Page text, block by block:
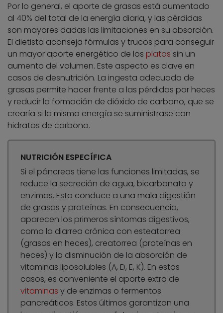
Por lo general, el aporte de grasas está aumentado
al 40% del total de la energía diaria, y las pérdidas
son mayores dadas las limitaciones en su absorción.
El dietista aconseja fórmulas y trucos para conseguir
un mayor aporte energético de los platos sin un
aumento del volumen. Este aspecto es clave en
casos de desnutrición. La ingesta adecuada de
grasas permite hacer frente a las pérdidas por heces
y reducir la formación de dióxido de carbono, que se
crearía si la misma energía se suministrase con
hidratos de carbono.
NUTRICIÓN ESPECÍFICA
Si el páncreas tiene las funciones limitadas, se
reduce la secreción de agua, bicarbonato y
enzimas. Esto conduce a una mala digestión
de grasas y proteínas. En consecuencia,
aparecen los primeros síntomas digestivos,
como la diarrea crónica con esteatorrea
(grasas en heces), creatorrea (proteínas en
heces) y la disminución de la absorción de
vitaminas liposolubles (A, D, E, K). En estos
casos, es conveniente el aporte extra de
vitaminas y de enzimas o fermentos
pancreáticos. Estos últimos garantizan una